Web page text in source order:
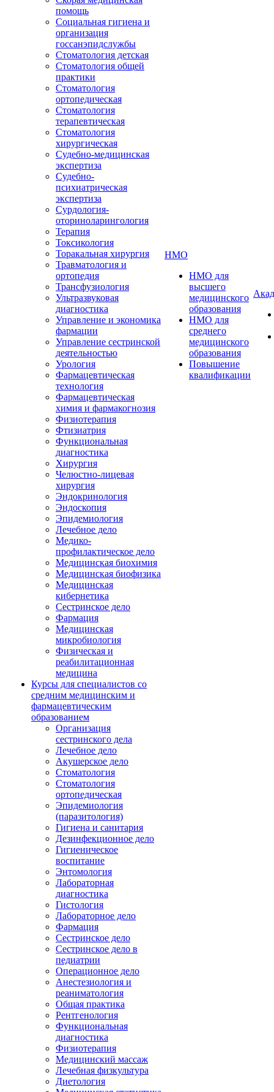
помощь
Социальная гигиена и
организация
госсанэпидслужбы
Стоматология детская
Стоматология общей
практики
Стоматология
ортопедическая
Стоматология
терапевтическая
Стоматология
хирургическая
Судебно-медицинская
экспертиза
Судебно-
психиатрическая
экспертиза
Сурдология-
оториноларингология
Терапия
Токсикология
Торакальная хирургия
Травматология и
ортопедия
Трансфузиология
Ультразвуковая
диагностика
Управление и экономика
фармации
Управление сестринской
деятельностью
Урология
Фармацевтическая
технология
Фармацевтическая
химия и фармакогнозия
Физиотерапия
Фтизиатрия
Функциональная
диагностика
Хирургия
Челюстно-лицевая
хирургия
Эндокринология
Эндоскопия
Эпидемиология
Лечебное дело
Медико-
профилактическое дело
Медицинская биохимия
Медицинская биофизика
Медицинская
кибернетика
Сестринское дело
Фармация
Медицинская
микробиология
Физическая и
реабилитационная
медицина
Курсы для специалистов со
средним медицинским и
фармацевтическим
образованием
Организация
сестринского дела
Лечебное дело
Акушерское дело
Стоматология
Стоматология
ортопедическая
Эпидемиология
(паразитология)
Гигиена и санитария
Дезинфекционное дело
Гигиеническое
воспитание
Энтомология
Лабораторная
диагностика
Гистология
Лабораторное дело
Фармация
Сестринское дело
Сестринское дело в
педиатрии
Операционное дело
Анестезиология и
реаниматология
Общая практика
Рентгенология
Функциональная
диагностика
Физиотерапия
Медицинский массаж
Лечебная физкультура
Диетология
НМО
НМО для
высшего
медицинского
образования
НМО для
среднего
медицинского
образования
Повышение
квалификации